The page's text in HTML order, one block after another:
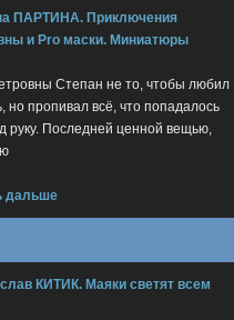
ПАРТИНА. Приключения
и Pro маски. Миниатюры
Степан не то, чтобы любил
но пропивал всё, что попадалось
руку. Последней ценной вещью,
дальше
КИТИК. Маяки светят всем